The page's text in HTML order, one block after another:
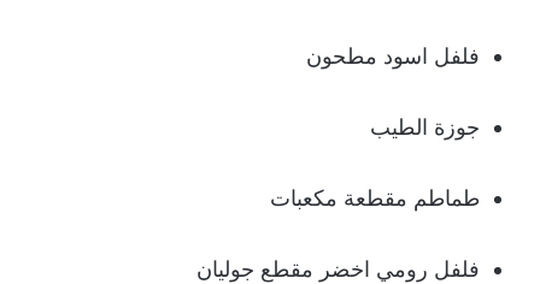
فلفل اسود مطحون
جوزة الطيب
طماطم مقطعة مكعبات
فلفل رومي اخضر مقطع جوليان